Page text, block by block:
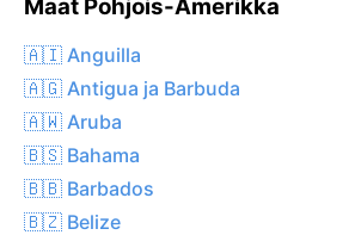
Maat Pohjois-Amerikka
🇦🇮 Anguilla
🇦🇬 Antigua ja Barbuda
🇦🇼 Aruba
🇧🇸 Bahama
🇧🇧 Barbados
🇧🇿 Belize